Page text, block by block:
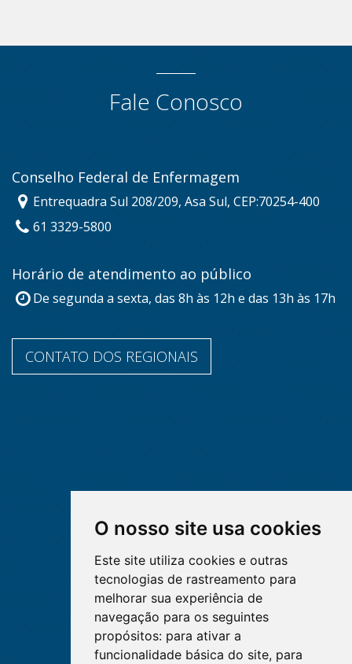
O nosso site usa cookies
Este site utiliza cookies e outras
tecnologias de rastreamento para
melhorar sua experiência de
navegação para os seguintes
propósitos: para ativar a
funcionalidade básica do site, para
Fale Conosco
Conselho Federal de Enfermagem
Entrequadra Sul 208/209, Asa Sul, CEP:70254-400
61 3329-5800
Horário de atendimento ao público
De segunda a sexta, das 8h às 12h e das 13h às 17h
CONTATO DOS REGIONAIS